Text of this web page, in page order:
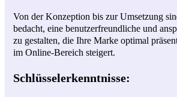
Von der Konzeption bis zur Umsetzung
bedacht, eine benutzerfreundliche und
zu gestalten, die Ihre Marke optimal
im Online-Bereich steigert.
Schlüsselerkenntnisse: